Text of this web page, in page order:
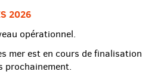
2026
opérationnel.
mer est en cours de finalisation
prochainement.